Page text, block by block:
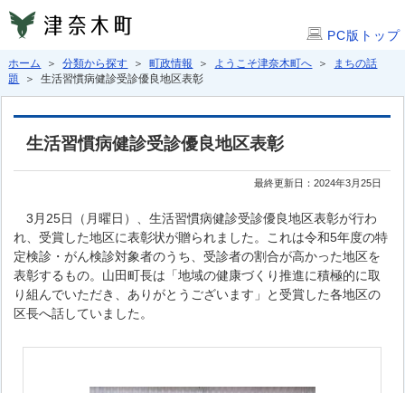
PC版トップ
ホーム ＞分類から探す ＞町政情報 ＞ ようこそ津奈木町へ ＞
まちの話
題
＞ 生活習慣病健診受診優良地区表彰
生活習慣病健診受診優良地区表彰
最終更新日：2024年3月25日
3月25日（月曜日）、生活習慣病健診受診優良地区表彰が行わ
れ、受賞した地区に表彰状が贈られました。これは令和5年度の特
定検診・がん検診対象者のうち、受診者の割合が高かった地区を
表彰するもの。山田町長は「地域の健康づくり推進に積極的に取
り組んでいただき、ありがとうございます」と受賞した各地区の
区長へ話していました。